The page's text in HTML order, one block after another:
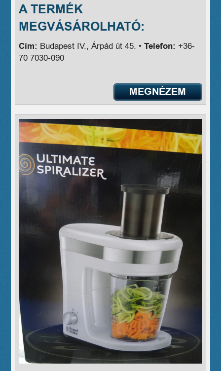
A TERMÉK
MEGVÁSÁROLHATÓ:
Cím: Budapest IV., Árpád út 45. •Telefon: +36-
70 7030-090
MEGNÉZEM